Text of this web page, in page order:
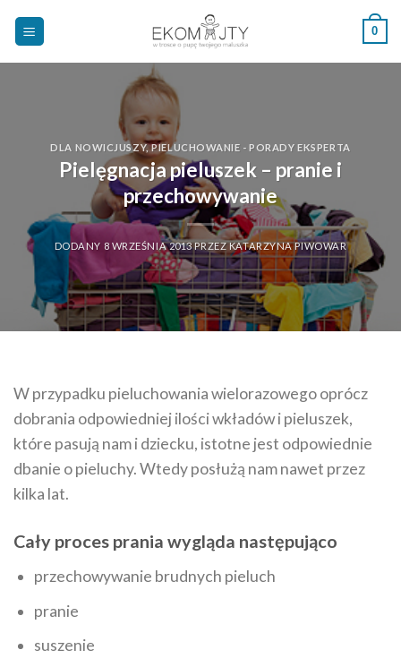
0
DLA NOWICJUSZY,PIELUCHOWANIE - PORADY EKSPERTA
Pielęgnacja pieluszek – pranie i
przechowywanie
DODANY 8 WRZEŚNIA 2013PRZEZKATARZYNA PIWOWAR
W przypadku pieluchowania wielorazowego oprócz
dobrania odpowiedniej ilości wkładów i pieluszek,
które pasują nam i dziecku, istotne jest odpowiednie
dbanie o pieluchy. Wtedy posłużą nam nawet przez
kilka lat.
Cały proces prania wygląda następująco
przechowywanie brudnych pieluch
pranie
suszenie